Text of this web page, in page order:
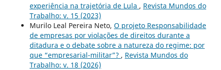
experiência na trajetória de Lula , Revista Mundos do
Trabalho: v. 15 (2023)
Murilo Leal Pereira Neto, O projeto Responsabilidade
de empresas por violações de direitos durante a
ditadura e o debate sobre a natureza do regime: por
que “empresarial-militar”? , Revista Mundos do
Trabalho: v. 18 (2026)